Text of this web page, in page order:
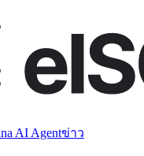
AI Agentข่าว